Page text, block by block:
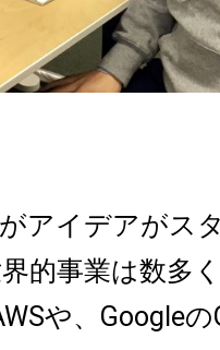
アイデアがス
的事業は数多
や、 Googleの